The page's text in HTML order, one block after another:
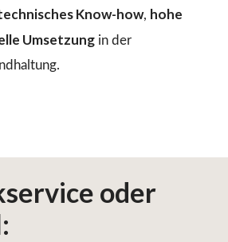
Know-how, hohe
Umsetzung in der
oder
: